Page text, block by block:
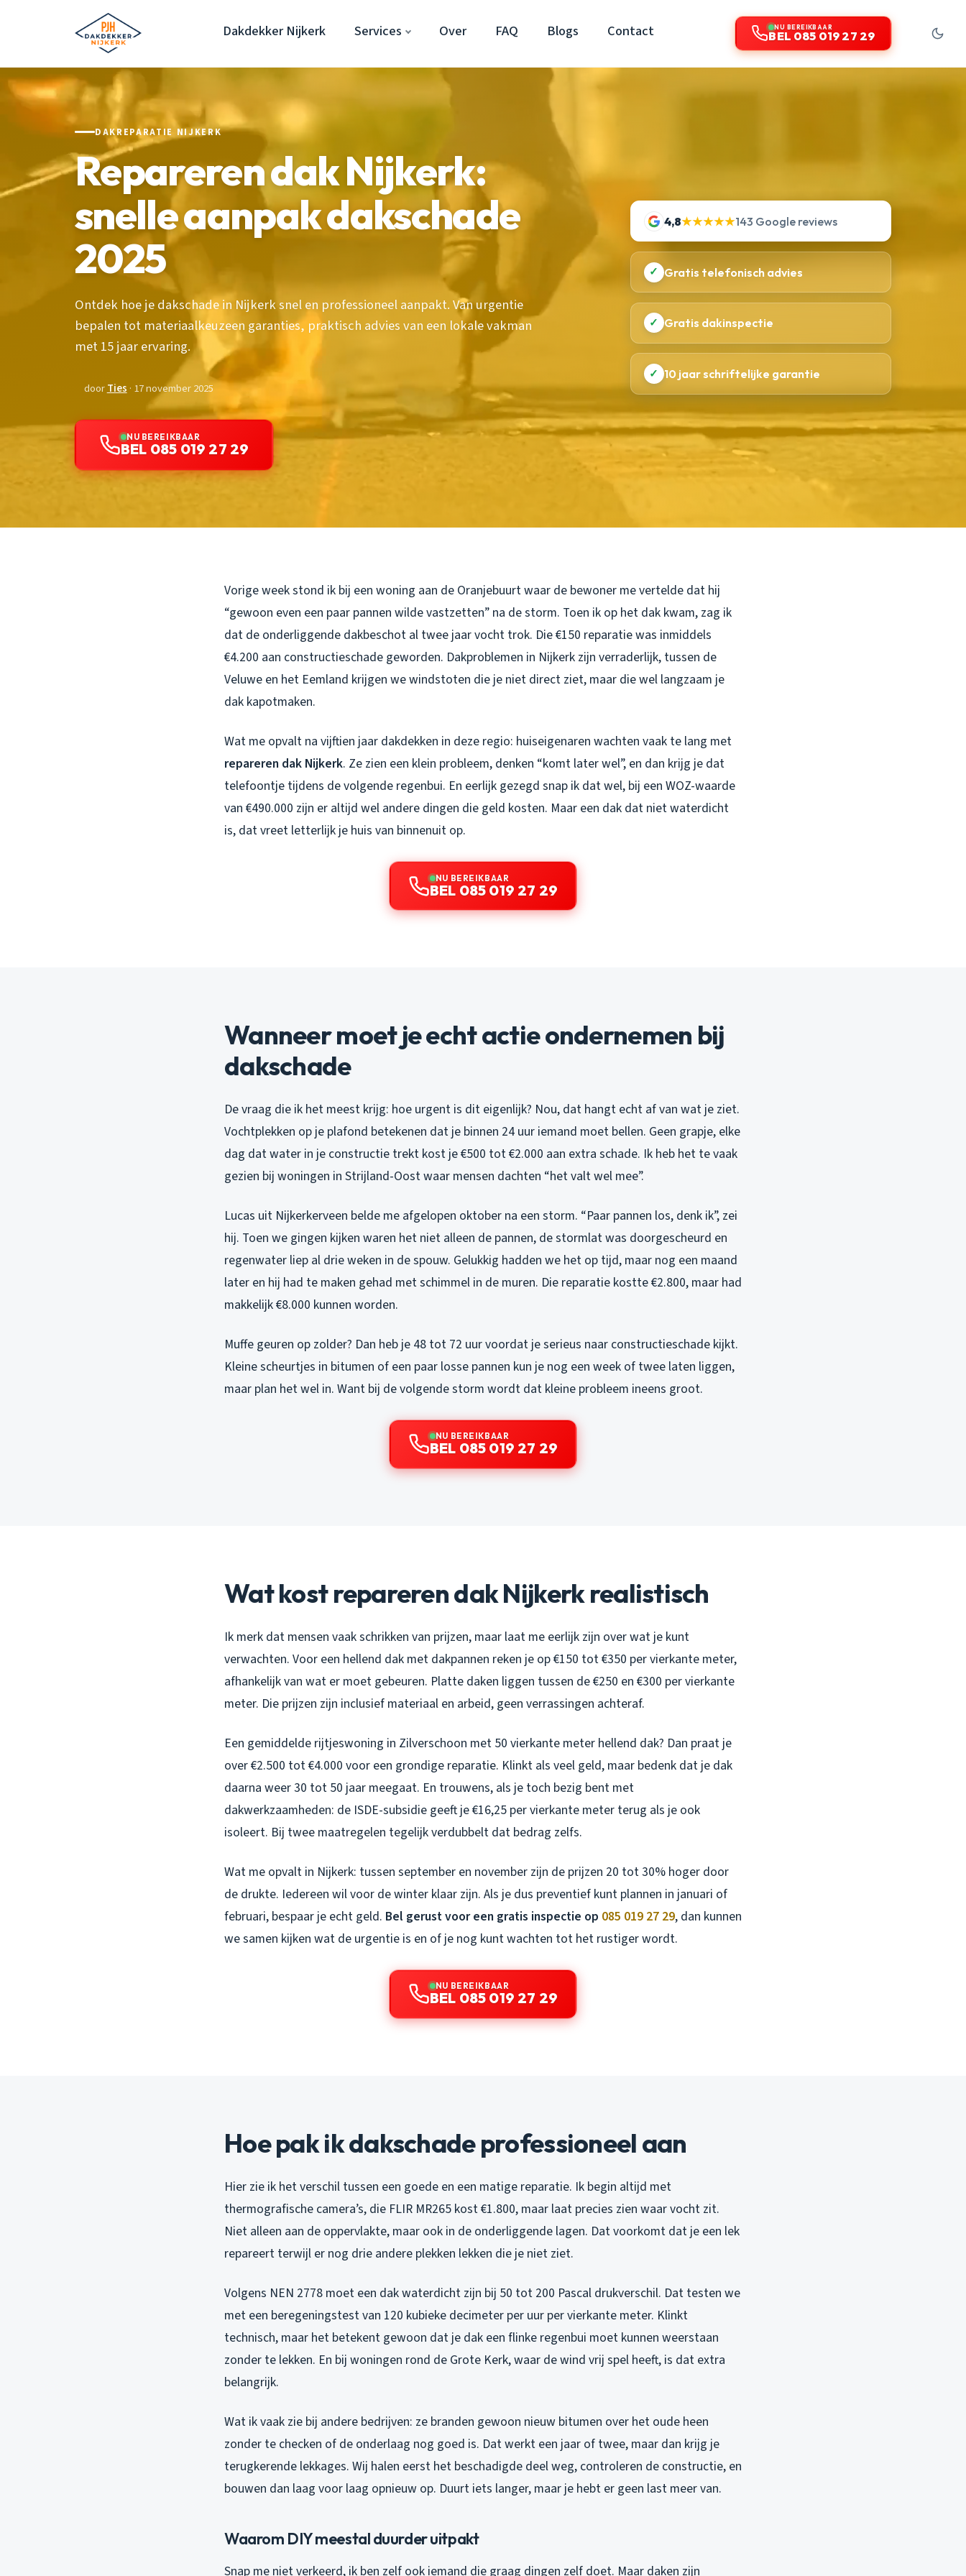
Dakdekker Nijkerk Services Over FAQ Blogs Contact NU BEREIKBAAR
BEL 085 019 27 29
DAKREPARATIE NIJKERK
Repareren dak Nijkerk:
snelle aanpak dakschade
2025
Ontdek hoe je dakschade in Nijkerk snel en professioneel aanpakt. Van urgentie
bepalen tot materiaalkeuzeen garanties, praktisch advies van een lokale vakman
met 15 jaar ervaring.
doorTies · 17 november 2025
NU BEREIKBAAR
BEL 085 019 27 29
4,8★★★★★143 Google reviews
✓ Gratis telefonisch advies
✓ Gratis dakinspectie
✓ 10 jaar schriftelijke garantie
Vorige week stond ik bij een woning aan de Oranjebuurt waar de bewoner me vertelde dat hij
“gewoon even een paar pannen wilde vastzetten” na de storm. Toen ik op het dak kwam, zag ik
dat de onderliggende dakbeschot al twee jaar vocht trok. Die €150 reparatie was inmiddels
€4.200 aan constructieschade geworden. Dakproblemen in Nijkerk zijn verraderlijk, tussen de
Veluwe en het Eemland krijgen we windstoten die je niet direct ziet, maar die wel langzaam je
dak kapotmaken.
Wat me opvalt na vijftien jaar dakdekken in deze regio: huiseigenaren wachten vaak te lang met
repareren dak Nijkerk. Ze zien een klein probleem, denken “komt later wel”, en dan krijg je dat
telefoontje tijdens de volgende regenbui. En eerlijk gezegd snap ik dat wel, bij een WOZ-waarde
van €490.000 zijn er altijd wel andere dingen die geld kosten. Maar een dak dat niet waterdicht
is, dat vreet letterlijk je huis van binnenuit op.
NU BEREIKBAAR
BEL 085 019 27 29
Wanneer moet je echt actie ondernemen bij
dakschade
De vraag die ik het meest krijg: hoe urgent is dit eigenlijk? Nou, dat hangt echt af van wat je ziet.
Vochtplekken op je plafond betekenen dat je binnen 24 uur iemand moet bellen. Geen grapje, elke
dag dat water in je constructie trekt kost je €500 tot €2.000 aan extra schade. Ik heb het te vaak
gezien bij woningen in Strijland-Oost waar mensen dachten “het valt wel mee”.
Lucas uit Nijkerkerveen belde me afgelopen oktober na een storm. “Paar pannen los, denk ik”, zei
hij. Toen we gingen kijken waren het niet alleen de pannen, de stormlat was doorgescheurd en
regenwater liep al drie weken in de spouw. Gelukkig hadden we het op tijd, maar nog een maand
later en hij had te maken gehad met schimmel in de muren. Die reparatie kostte €2.800, maar had
makkelijk €8.000 kunnen worden.
Muffe geuren op zolder? Dan heb je 48 tot 72 uur voordat je serieus naar constructieschade kijkt.
Kleine scheurtjes in bitumen of een paar losse pannen kun je nog een week of twee laten liggen,
maar plan het wel in. Want bij de volgende storm wordt dat kleine probleem ineens groot.
NU BEREIKBAAR
BEL 085 019 27 29
Wat kost repareren dak Nijkerk realistisch
Ik merk dat mensen vaak schrikken van prijzen, maar laat me eerlijk zijn over wat je kunt
verwachten. Voor een hellend dak met dakpannen reken je op €150 tot €350 per vierkante meter,
afhankelijk van wat er moet gebeuren. Platte daken liggen tussen de €250 en €300 per vierkante
meter. Die prijzen zijn inclusief materiaal en arbeid, geen verrassingen achteraf.
Een gemiddelde rijtjeswoning in Zilverschoon met 50 vierkante meter hellend dak? Dan praat je
over €2.500 tot €4.000 voor een grondige reparatie. Klinkt als veel geld, maar bedenk dat je dak
daarna weer 30 tot 50 jaar meegaat. En trouwens, als je toch bezig bent met
dakwerkzaamheden: de ISDE-subsidie geeft je €16,25 per vierkante meter terug als je ook
isoleert. Bij twee maatregelen tegelijk verdubbelt dat bedrag zelfs.
Wat me opvalt in Nijkerk: tussen september en november zijn de prijzen 20 tot 30% hoger door
de drukte. Iedereen wil voor de winter klaar zijn. Als je dus preventief kunt plannen in januari of
februari, bespaar je echt geld. Bel gerust voor een gratis inspectie op 085 019 27 29, dan kunnen
we samen kijken wat de urgentie is en of je nog kunt wachten tot het rustiger wordt.
NU BEREIKBAAR
BEL 085 019 27 29
Hoe pak ik dakschade professioneel aan
Hier zie ik het verschil tussen een goede en een matige reparatie. Ik begin altijd met
thermografische camera’s, die FLIR MR265 kost €1.800, maar laat precies zien waar vocht zit.
Niet alleen aan de oppervlakte, maar ook in de onderliggende lagen. Dat voorkomt dat je een lek
repareert terwijl er nog drie andere plekken lekken die je niet ziet.
Volgens NEN 2778 moet een dak waterdicht zijn bij 50 tot 200 Pascal drukverschil. Dat testen we
met een beregeningstest van 120 kubieke decimeter per uur per vierkante meter. Klinkt
technisch, maar het betekent gewoon dat je dak een flinke regenbui moet kunnen weerstaan
zonder te lekken. En bij woningen rond de Grote Kerk, waar de wind vrij spel heeft, is dat extra
belangrijk.
Wat ik vaak zie bij andere bedrijven: ze branden gewoon nieuw bitumen over het oude heen
zonder te checken of de onderlaag nog goed is. Dat werkt een jaar of twee, maar dan krijg je
terugkerende lekkages. Wij halen eerst het beschadigde deel weg, controleren de constructie, en
bouwen dan laag voor laag opnieuw op. Duurt iets langer, maar je hebt er geen last meer van.
Waarom DIY meestal duurder uitpakt
Snap me niet verkeerd, ik ben zelf ook iemand die graag dingen zelf doet. Maar daken zijn